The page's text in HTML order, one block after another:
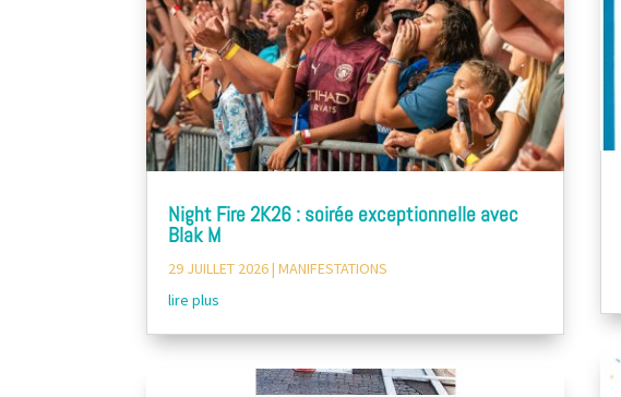
Night Fire 2K26 : soirée exceptionnelle avec
Blak M
29 JUILLET 2026|MANIFESTATIONS
lire plus